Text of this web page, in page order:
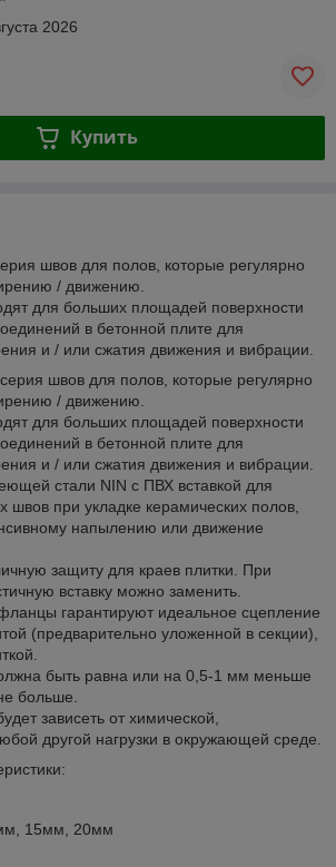
2026
Купить
швов для полов, которые регулярно
/ движению.
для больших площадей поверхности
в бетонной плите для
и / или сжатия движения и вибрации.
швов для полов, которые регулярно
/ движению.
для больших площадей поверхности
в бетонной плите для
и / или сжатия движения и вибрации.
стали NIN с ПВХ вставкой для
швов при укладке керамических полов,
напылению или движение
защиту для краев плитки. При
вставку можно заменить.
гарантируют идеальное сцепление
(предварительно уложенной в секции),
быть равна или на 0,5-1 мм меньше
больше.
зависеть от химической,
другой нагрузки в окружающей среде.
15мм, 20мм